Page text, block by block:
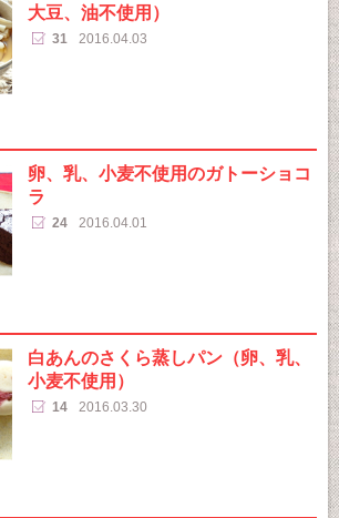
大豆、油不使用）
31 2016.04.03
卵、乳、小麦不使用のガトーショコ
ラ
24 2016.04.01
白あんのさくら蒸しパン（卵、乳、
小麦不使用）
14 2016.03.30